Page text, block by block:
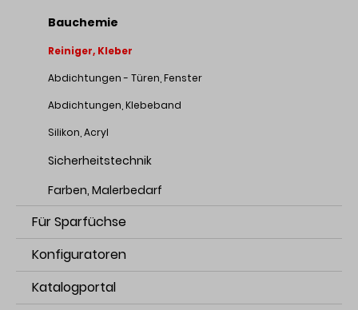
Bauchemie
Reiniger, Kleber
Abdichtungen - Türen, Fenster
Abdichtungen, Klebeband
Silikon, Acryl
Sicherheitstechnik
Farben, Malerbedarf
Für Sparfüchse
Konfiguratoren
Katalogportal